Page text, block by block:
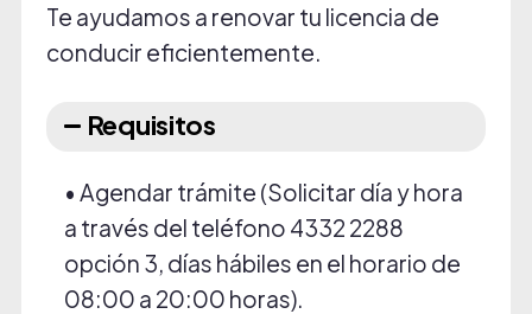
Te ayudamos a renovar tu licencia de
conducir eficientemente.
Requisitos
• Agendar trámite (Solicitar día y hora
a través del teléfono 4332 2288
opción 3, días hábiles en el horario de
08:00 a 20:00 horas).